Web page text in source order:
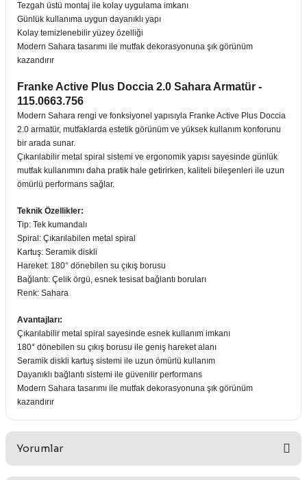
Tezgah üstü montaj ile kolay uygulama imkanı
Günlük kullanıma uygun dayanıklı yapı
Kolay temizlenebilir yüzey özelliği
Modern Sahara tasarımı ile mutfak dekorasyonuna şık görünüm
kazandırır
Franke Active Plus Doccia 2.0 Sahara Armatür -
115.0663.756
Modern Sahara rengi ve fonksiyonel yapısıyla Franke Active Plus Doccia
2.0 armatür, mutfaklarda estetik görünüm ve yüksek kullanım konforunu
bir arada sunar.
Çıkarılabilir metal spiral sistemi ve ergonomik yapısı sayesinde günlük
mutfak kullanımını daha pratik hale getirirken, kaliteli bileşenleri ile uzun
ömürlü performans sağlar.
Teknik Özellikler:
Tip: Tek kumandalı
Spiral: Çıkarılabilen metal spiral
Kartuş: Seramik diskli
Hareket: 180° dönebilen su çıkış borusu
Bağlantı: Çelik örgü, esnek tesisat bağlantı boruları
Renk: Sahara
Avantajları:
Çıkarılabilir metal spiral sayesinde esnek kullanım imkanı
180° dönebilen su çıkış borusu ile geniş hareket alanı
Seramik diskli kartuş sistemi ile uzun ömürlü kullanım
Dayanıklı bağlantı sistemi ile güvenilir performans
Modern Sahara tasarımı ile mutfak dekorasyonuna şık görünüm
kazandırır
Yorumlar